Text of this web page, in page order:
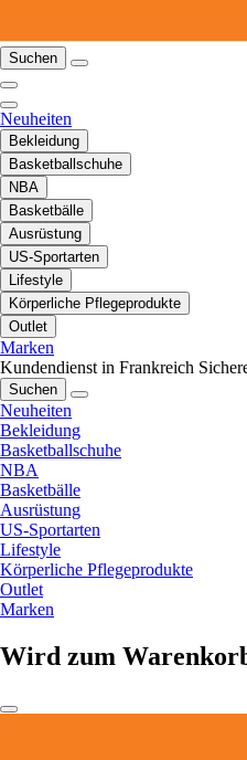
Suchen
Neuheiten
Bekleidung
Basketballschuhe
NBA
Basketbälle
Ausrüstung
US-Sportarten
Lifestyle
Körperliche Pflegeprodukte
Outlet
Marken
Kundendienst in Frankreich
Suchen
Neuheiten
Bekleidung
Basketballschuhe
NBA
Basketbälle
Ausrüstung
US-Sportarten
Lifestyle
Körperliche Pflegeprodukte
Outlet
Marken
Wird zum